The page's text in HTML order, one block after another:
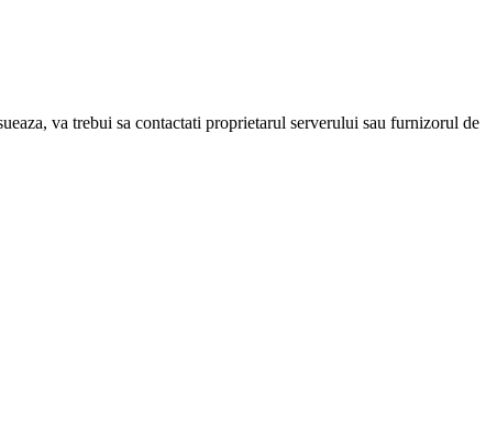
va trebui sa contactati proprietarul serverului sau furnizorul de